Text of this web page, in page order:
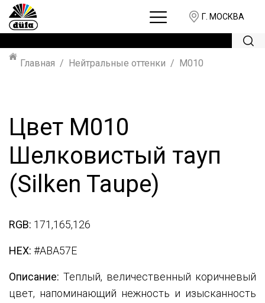
Г. МОСКВА
Главная Нейтральные оттенки M010
Цвет M010
Шелковистый тауп
(Silken Taupe)
RGB: 171,165,126
HEX: #ABA57E
Описание: Теплый, величественный коричневый
цвет, напоминающий нежность и изысканность